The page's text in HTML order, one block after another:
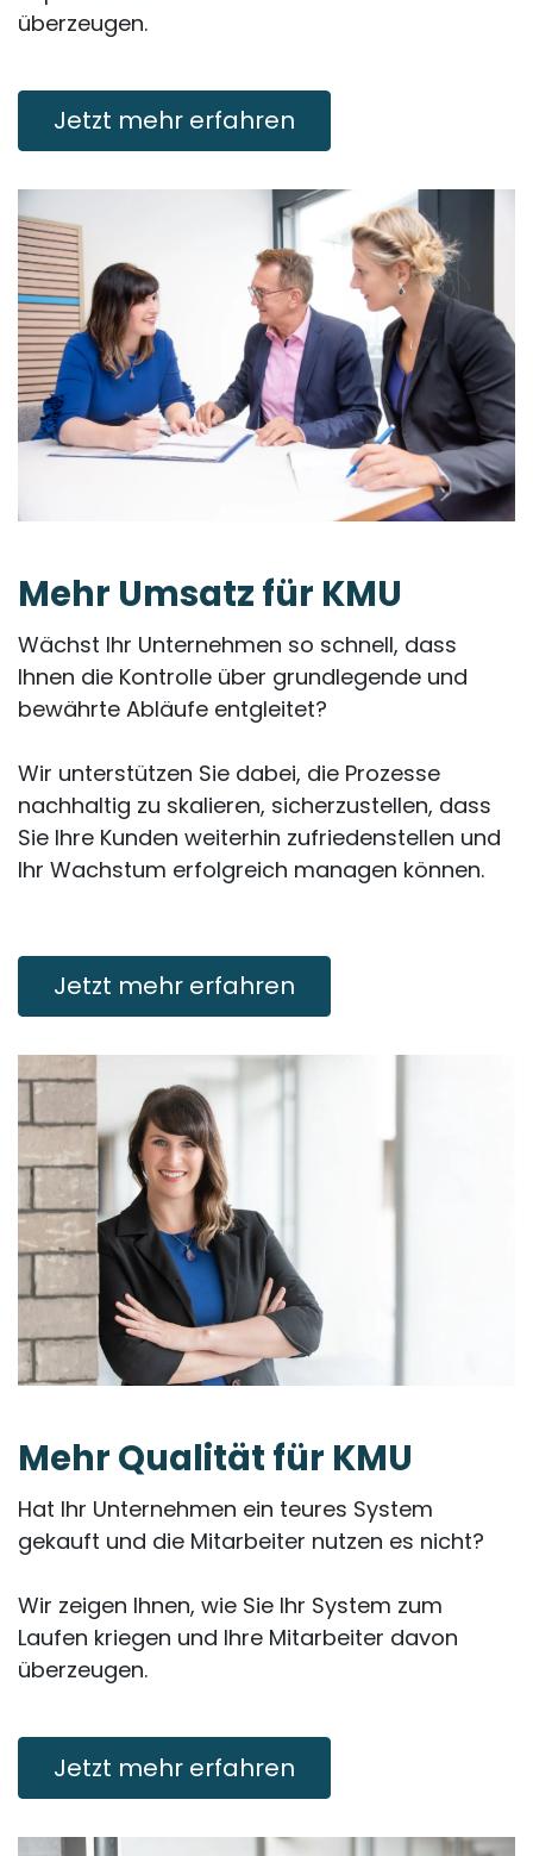
überzeugen.
Jetzt mehr erfahren
Mehr Umsatz für KMU
Wächst Ihr Unternehmen so schnell, dass
Ihnen die Kontrolle über grundlegende und
bewährte Abläufe entgleitet?
Wir unterstützen Sie dabei, die Prozesse
nachhaltig zu skalieren, sicherzustellen, dass
Sie Ihre Kunden weiterhin zufriedenstellen und
Ihr Wachstum erfolgreich managen können.
Jetzt mehr erfahren
Mehr Qualität für KMU
Hat Ihr Unternehmen ein teures System
gekauft und die Mitarbeiter nutzen es nicht?
Wir zeigen Ihnen, wie Sie Ihr System zum
Laufen kriegen und Ihre Mitarbeiter davon
überzeugen.
Jetzt mehr erfahren